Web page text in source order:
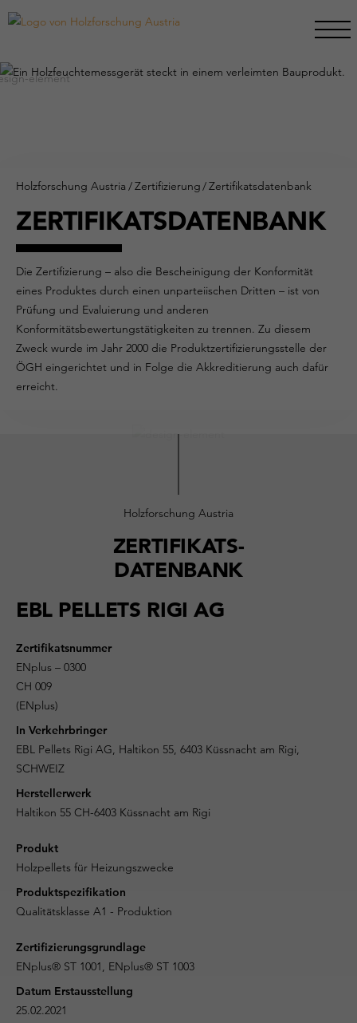
Holzforschung Austria /Zertifizierung/Zertifikatsdatenbank
ZERTIFIKATSDATENBANK
Die Zertifizierung – also die Bescheinigung der Konformität
eines Produktes durch einen unparteiischen Dritten – ist von
Prüfung und Evaluierung und anderen
Konformitätsbewertungstätigkeiten zu trennen. Zu diesem
Zweck wurde im Jahr 2000 die Produktzertifizierungsstelle der
ÖGH eingerichtet und in Folge die Akkreditierung auch dafür
erreicht.
Holzforschung Austria
ZERTIFIKATS-
DATENBANK
EBL PELLETS RIGI AG
Zertifikatsnummer
ENplus – 0300
CH 009
(ENplus)
In Verkehrbringer
EBL Pellets Rigi AG, Haltikon 55, 6403 Küssnacht am Rigi,
SCHWEIZ
Herstellerwerk
Haltikon 55 CH-6403 Küssnacht am Rigi
Produkt
Holzpellets für Heizungszwecke
Produktspezifikation
Qualitätsklasse A1 - Produktion
Zertifizierungsgrundlage
ENplus® ST 1001, ENplus® ST 1003
Datum Erstausstellung
25.02.2021